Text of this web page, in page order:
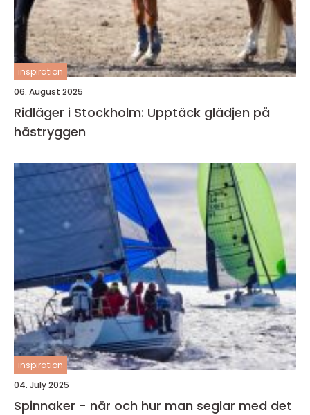
inspiration
06. August 2025
Ridläger i Stockholm: Upptäck glädjen på
hästryggen
inspiration
04. July 2025
Spinnaker - när och hur man seglar med det